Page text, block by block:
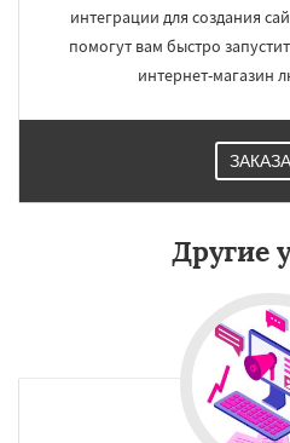
интеграции для создания
помогут вам быстро
интернет-магазин
Другие